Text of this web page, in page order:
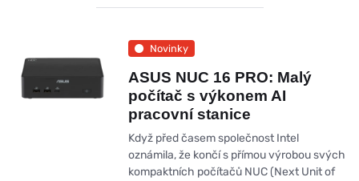
Novinky
ASUS NUC 16 PRO: Malý
počítač s výkonem AI
pracovní stanice
Když před časem společnost Intel
oznámila, že končí s přímou výrobou svých
kompaktních počítačů NUC (Next Unit of